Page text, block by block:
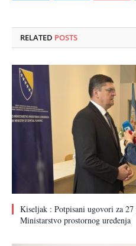
RELATED POSTS
Kiseljak : Potpisani ugovori za
Ministarstvo prostornog uređenja